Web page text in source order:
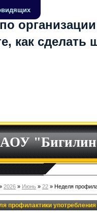
как сделать
2026 » Июнь » 22 » Неделя
профилактики